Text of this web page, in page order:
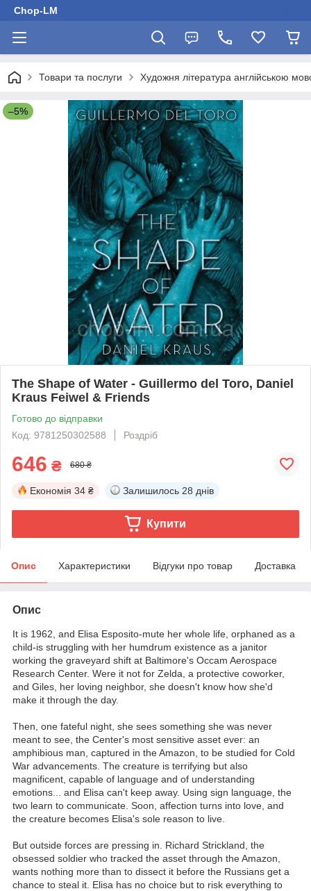
Chop-LM
Товари та послуги Художня література англійською
–5%
The Shape of Water - Guillermo del Toro, Daniel
Kraus Feiwel & Friends
Готово до відправки
Код: 9781250302588
Роздріб
646 ₴ 680 ₴
Економія 34 ₴ Залишилось 28 днів
Купити
Опис Характеристики Відгуки про товар Доставка
Опис
It is 1962, and Elisa Esposito-mute her whole life, orphaned as a
child-is struggling with her humdrum existence as a janitor
working the graveyard shift at Baltimore's Occam Aerospace
Research Center. Were it not for Zelda, a protective coworker,
and Giles, her loving neighbor, she doesn't know how she'd
make it through the day.
Then, one fateful night, she sees something she was never
meant to see, the Center's most sensitive asset ever: an
amphibious man, captured in the Amazon, to be studied for Cold
War advancements. The creature is terrifying but also
magnificent, capable of language and of understanding
emotions... and Elisa can't keep away. Using sign language, the
two learn to communicate. Soon, affection turns into love, and
the creature becomes Elisa's sole reason to live.
But outside forces are pressing in. Richard Strickland, the
obsessed soldier who tracked the asset through the Amazon,
wants nothing more than to dissect it before the Russians get a
chance to steal it. Elisa has no choice but to risk everything to